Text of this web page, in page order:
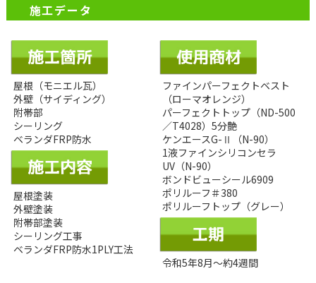
施工データ
屋根（モニエル瓦）
外壁（サイディング）
附帯部
シーリング
ベランダFRP防水
屋根塗装
外壁塗装
附帯部塗装
シーリング工事
ベランダFRP防水1PLY工法
ファインパーフェクトベスト
（ローマオレンジ）
パーフェクトトップ（ND-500
／T4028）5分艶
ケンエースG-Ⅱ（N-90）
1液ファインシリコンセラ
UV（N-90）
ボンドビューシール6909
ポリルーフ＃380
ポリルーフトップ（グレー）
令和5年8月～約4週間